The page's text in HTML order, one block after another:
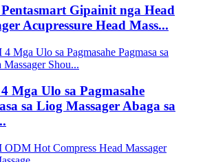
Gipainit nga Head
Acupressure Head Mass...
Mga Ulo sa Pagmasahe
sa Liog Massager Abaga sa